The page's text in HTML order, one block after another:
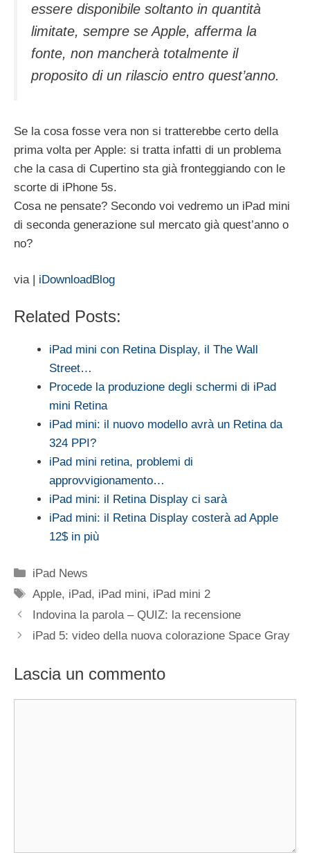
essere disponibile soltanto in quantità
limitate, sempre se Apple, afferma la
fonte, non mancherà totalmente il
proposito di un rilascio entro quest’anno.
Se la cosa fosse vera non si tratterebbe certo della
prima volta per Apple: si tratta infatti di un problema
che la casa di Cupertino sta già fronteggiando con le
scorte di iPhone 5s.
Cosa ne pensate? Secondo voi vedremo un iPad mini
di seconda generazione sul mercato già quest’anno o
no?
via | iDownloadBlog
Related Posts:
iPad mini con Retina Display, il The Wall
Street…
Procede la produzione degli schermi di iPad
mini Retina
iPad mini: il nuovo modello avrà un Retina da
324 PPI?
iPad mini retina, problemi di
approvvigionamento…
iPad mini: il Retina Display ci sarà
iPad mini: il Retina Display costerà ad Apple
12$ in più
Categorie
iPad News
Tag
Apple, iPad, iPad mini, iPad mini 2
Indovina la parola – QUIZ: la recensione
iPad 5: video della nuova colorazione Space Gray
Lascia un commento